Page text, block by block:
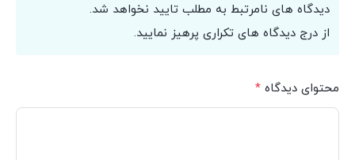
دیدگاه های نامرتبط به مطلب تایید نخواهد شد.
از درج دیدگاه های تکراری پرهیز نمایید.
محتوای دیدگاه *